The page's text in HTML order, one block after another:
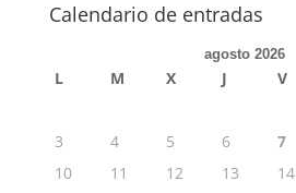
Calendario de entradas
agosto 2026
L M X J V
3
4 5 6 7
10
11 12 13 14